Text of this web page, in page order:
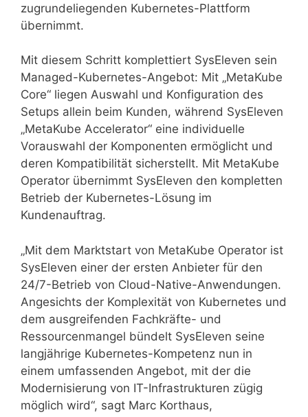
zugrundeliegenden Kubernetes-Plattform
übernimmt.
Mit diesem Schritt komplettiert SysEleven sein
Managed-Kubernetes-Angebot: Mit „MetaKube
Core“ liegen Auswahl und Konfiguration des
Setups allein beim Kunden, während SysEleven
„MetaKube Accelerator“ eine individuelle
Vorauswahl der Komponenten ermöglicht und
deren Kompatibilität sicherstellt. Mit MetaKube
Operator übernimmt SysEleven den kompletten
Betrieb der Kubernetes-Lösung im
Kundenauftrag.
„Mit dem Marktstart von MetaKube Operator ist
SysEleven einer der ersten Anbieter für den
24/7-Betrieb von Cloud-Native-Anwendungen.
Angesichts der Komplexität von Kubernetes und
dem ausgreifenden Fachkräfte- und
Ressourcenmangel bündelt SysEleven seine
langjährige Kubernetes-Kompetenz nun in
einem umfassenden Angebot, mit der die
Modernisierung von IT-Infrastrukturen zügig
möglich wird“, sagt Marc Korthaus,